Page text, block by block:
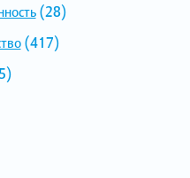
(28)
(417)